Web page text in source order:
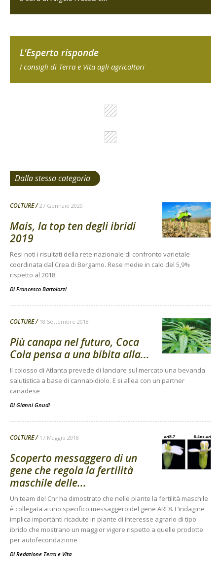
L'Esperto risponde
I consigli di Terra e Vita agli agricoltori
Dalla stessa categoria
COLTURE 27 Gennaio 2020
Mais, la top ten degli ibridi
2019
Resi noti i risultati della rete nazionale di confronto varietale
coordinata dal Crea di Bergamo. Rese medie in calo del 5,9%
rispetto al 2018
Di Francesco Bartolozzi
COLTURE 18 Settembre 2018
Più canapa nel futuro, Coca
Cola pensa a una bibita alla...
Il colosso di Atlanta prevede di lanciare sul mercato una bevanda
salutistica a base di cannabidiolo. E si allea con un partner
canadese
Di Gianni Gnudi
COLTURE 17 Maggio 2018
Scoperto messaggero di un
gene che regola la fertilità
maschile delle...
Un team del Cnr ha dimostrato che nelle piante la fertilità maschile
è collegata a uno specifico messaggero del gene ARF8. L’indagine
implica importanti ricadute in piante di interesse agrario di tipo
ibrido che mostrano un maggior vigore rispetto a quelle prodotte
per autofecondazione
Di Redazione Terra e Vita